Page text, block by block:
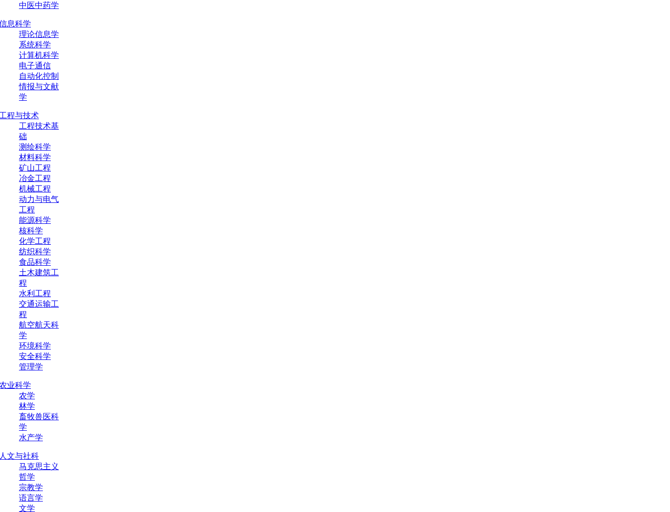
中医中药学
息科学
理论信息学
系统科学
计算机科学
电子通信
自动化控制
情报与文献
学
程与技术
工程技术基
础
测绘科学
材料科学
矿山工程
冶金工程
机械工程
动力与电气
工程
能源科学
核科学
化学工程
纺织科学
食品科学
土木建筑工
程
水利工程
交通运输工
程
航空航天科
学
环境科学
安全科学
管理学
业科学
农学
林学
畜牧兽医科
学
水产学
文与社科
马克思主义
哲学
宗教学
语言学
文学